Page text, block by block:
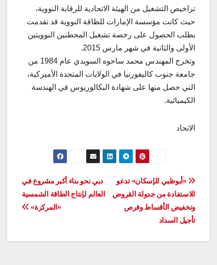
تراخيص التشغيل من الهيئة الاتحادية للرقابة النووية،
حيث كانت مؤسسة الإمارات للطاقة النووية قد تقدمت
بطلب الحصول على رخصة تشغيل المحطتين النوويتين
الأولى والثانية في شهر مارس 2015.
وتخرج المهندس محمد ساحوه السويدي عام 1984 من
جامعة جنوب كاليفورنيا في الولايات المتحدة الأميركية،
التي حصل منها على شهادة البكالوريوس في الهندسة
الكيميائية.
الاتحاد
تصفّح
المقالات
دبي نحو بناء أكبر مشروع في
العالم لإنتاج الطاقة الشمسية
«المركزة»
«أبوظبي للإسكان» تدعو
للاستفادة من جدولة القروض
وتخفيض الأقساط وفرص
تأجيل السداد